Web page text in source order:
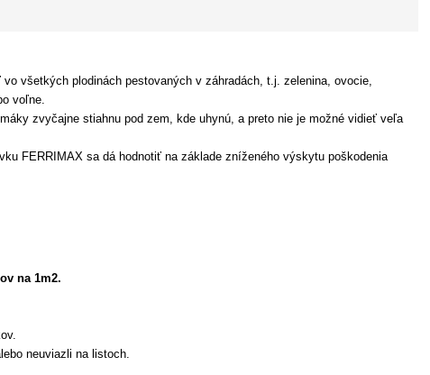
všetkých plodinách pestovaných v záhradách, t.j. zelenina, ovocie,
voľne.
zvyčajne stiahnu pod zem, kde uhynú, a preto nie je možné vidieť veľa
FERRIMAX sa dá hodnotiť na základe zníženého výskytu poškodenia
na 1m2.
neuviazli na listoch.